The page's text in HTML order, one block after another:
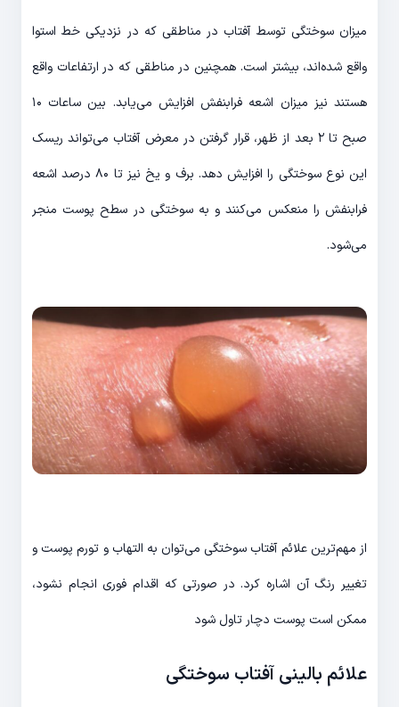
میزان سوختگی توسط آفتاب در مناطقی که در نزدیکی خط استوا
واقع شده‌اند، بیشتر است. همچنین در مناطقی که در ارتفاعات واقع
هستند نیز میزان اشعه فرابنفش افزایش می‌یابد. بین ساعات ۱۰
صبح تا ۲ بعد از ظهر، قرار گرفتن در معرض آفتاب می‌تواند ریسک
این نوع سوختگی را افزایش دهد. برف و یخ نیز تا ۸۰ درصد اشعه
فرابنفش را منعکس می‌کنند و به سوختگی در سطح پوست منجر
می‌شود.
از مهم‌ترین علائم آفتاب سوختگی می‌توان به التهاب و تورم پوست و
تغییر رنگ آن اشاره کرد. در صورتی که اقدام فوری انجام نشود،
ممکن است پوست دچار تاول شود
علائم بالینی آفتاب سوختگی